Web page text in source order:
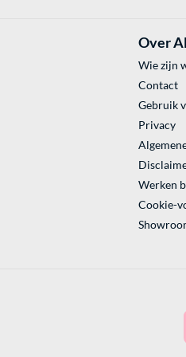
Over
Wie zijn
Contact
Gebruik
Privacy
Werken
Cookie-